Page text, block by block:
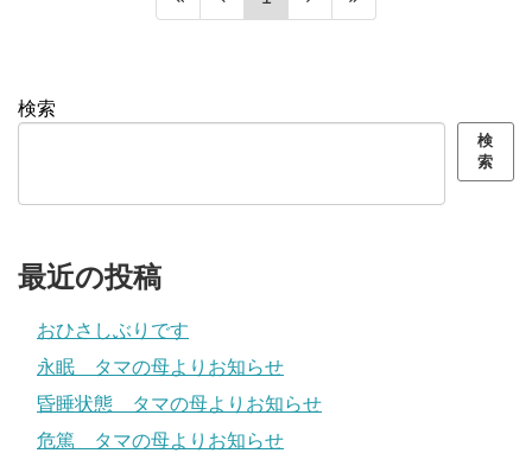
検索
検
索
最近の投稿
おひさしぶりです
永眠 タマの母よりお知らせ
昏睡状態 タマの母よりお知らせ
危篤 タマの母よりお知らせ